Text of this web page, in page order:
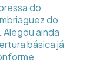
do
do
ainda
básica já